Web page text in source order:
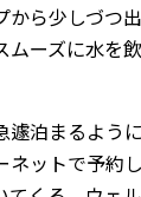
ら少しづつ
ーズに水を
泊まるよう
ットで予約